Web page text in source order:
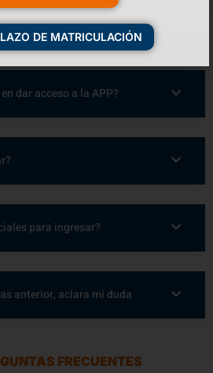
no tengo mis credenciales?
dar acceso a la APP?
para ingresar?
anterior, aclara mi duda
FRECUENTES
DE MATRICULACIÓN